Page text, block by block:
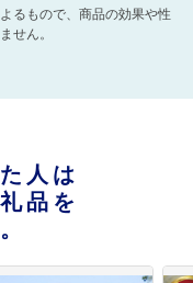
るもので、商品の効果や性
せん。
人は
品を